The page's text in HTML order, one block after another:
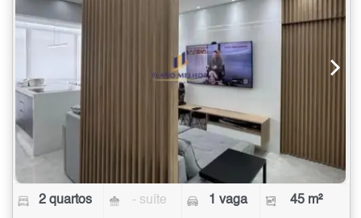
2 quartos - suíte 1 vaga 45 m²